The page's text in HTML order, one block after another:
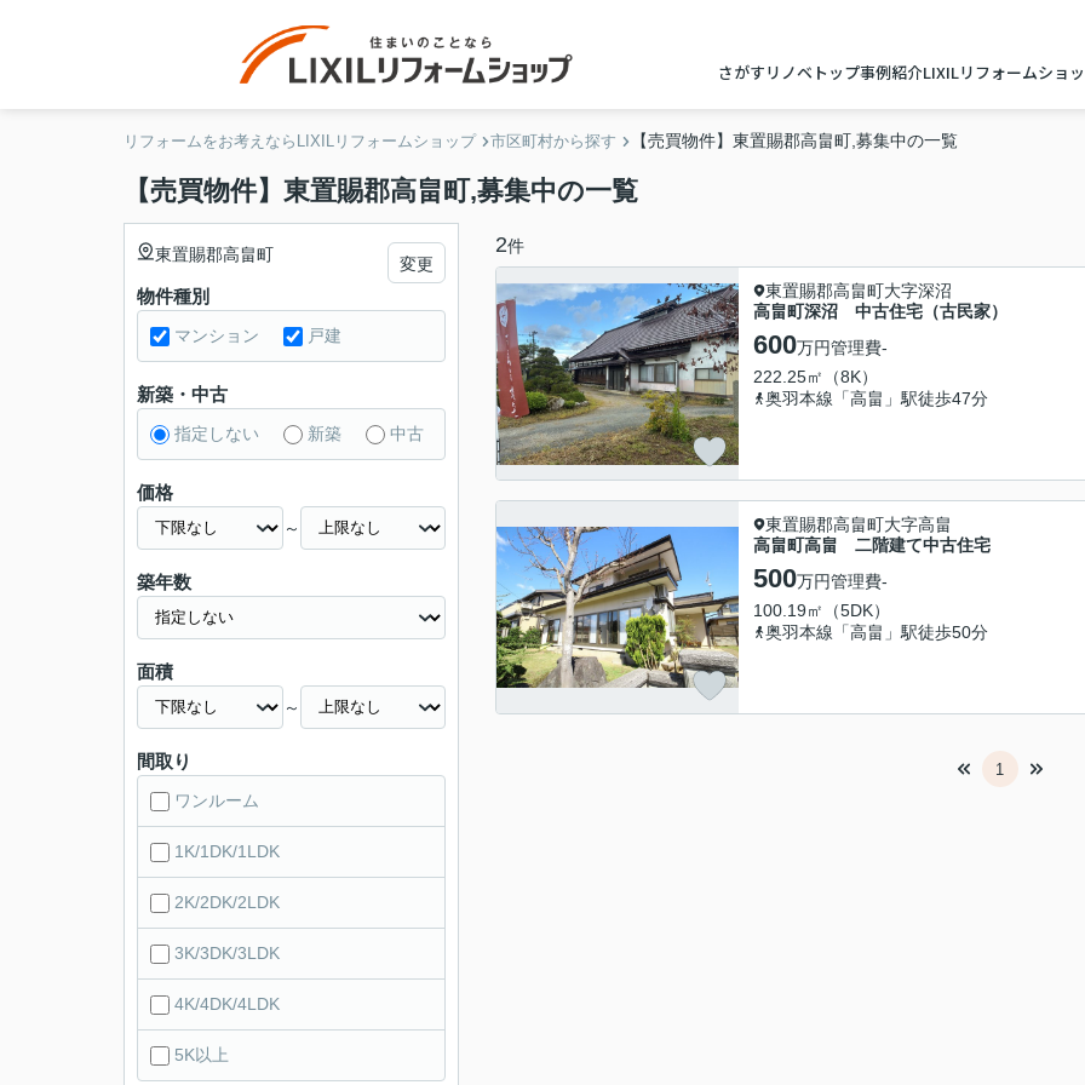
さがすリノベトップ事例紹介LIXILリフォームショ
リフォームをお考えならLIXILリフォームショップ 市区町村から探す 【売買物件】東置賜郡高畠町,募集中の一覧
【売買物件】東置賜郡高畠町,募集中の一覧
2件
東置賜郡高畠町大字深沼
高畠町深沼 中古住宅（古民家）
600万円管理費-
222.25㎡（8K）
奥羽本線「高畠」駅徒歩47分
東置賜郡高畠町大字高畠
高畠町高畠 二階建て中古住宅
500万円管理費-
100.19㎡（5DK）
奥羽本線「高畠」駅徒歩50分
1
東置賜郡高畠町 変更
物件種別
マンション 戸建
新築・中古
指定しない 新築 中古
価格
～
築年数
面積
～
間取り
ワンルーム
1K/1DK/1LDK
2K/2DK/2LDK
3K/3DK/3LDK
4K/4DK/4LDK
5K以上